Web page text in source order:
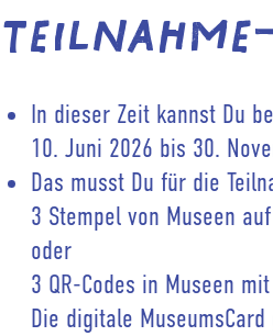
In dieser Zeit kannst Du
10. Juni 2026 bis 30.
Das musst Du für die
3 Stempel von Museen
oder
3 QR-Codes in Museen
Die digitale